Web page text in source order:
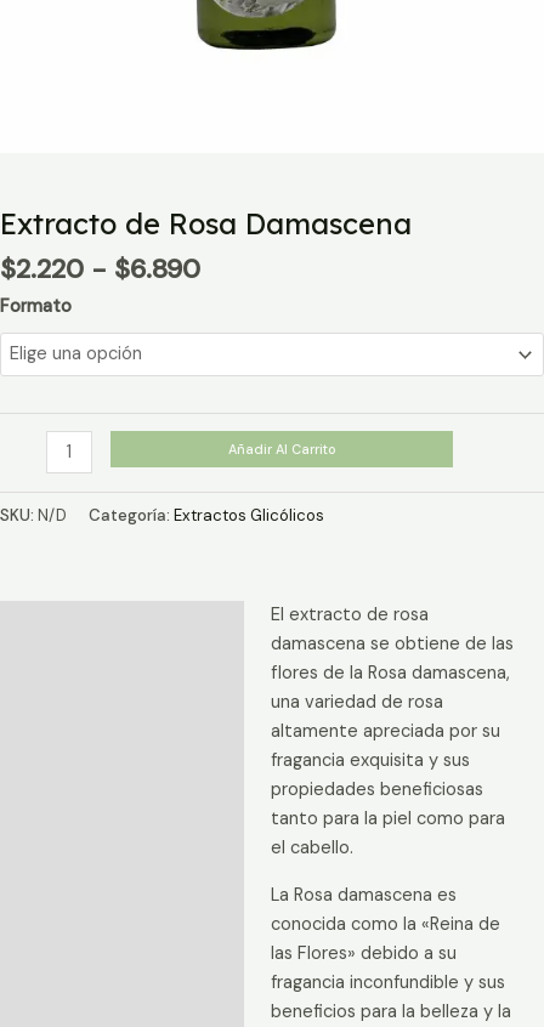
Extracto de Rosa Damascena
$2.220 - $6.890Rango
precios:
$2.220
hasta
$6.890
Formato
Extracto
Añadir Al Carrito
SKU: N/D Categoría: Extractos Glicólicos
El extracto de rosa
damascena se obtiene de las
flores de la Rosa damascena,
una variedad de rosa
altamente apreciada por su
fragancia exquisita y sus
propiedades beneficiosas
tanto para la piel como para
el cabello.
La Rosa damascena es
conocida como la «Reina de
las Flores» debido a su
fragancia inconfundible y sus
beneficios para la belleza y la